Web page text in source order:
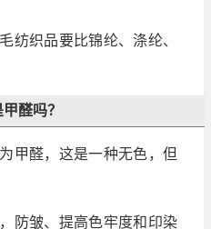
纺织品要比锦纶、涤纶、
醛吗？
甲醛，这是一种无色，但
防皱、提高色牢度和印染